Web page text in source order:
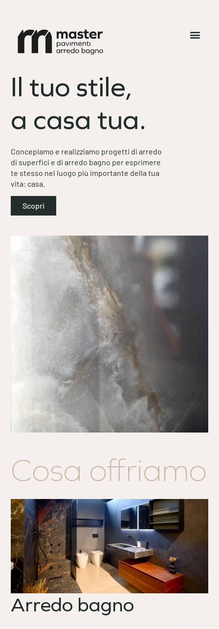
Il tuo stile,
a casa tua.
Concepiamo e realizziamo progetti di arredo
di superfici e di arredo bagno per esprimere
te stesso nel luogo più importante della tua
vita: casa.
Scopri
Cosa offriamo
Arredo bagno